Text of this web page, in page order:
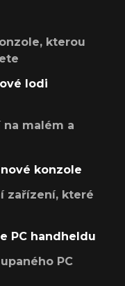
kterou
lodi
na malém a
konzole
zařízení, které
PC handheldu
PC